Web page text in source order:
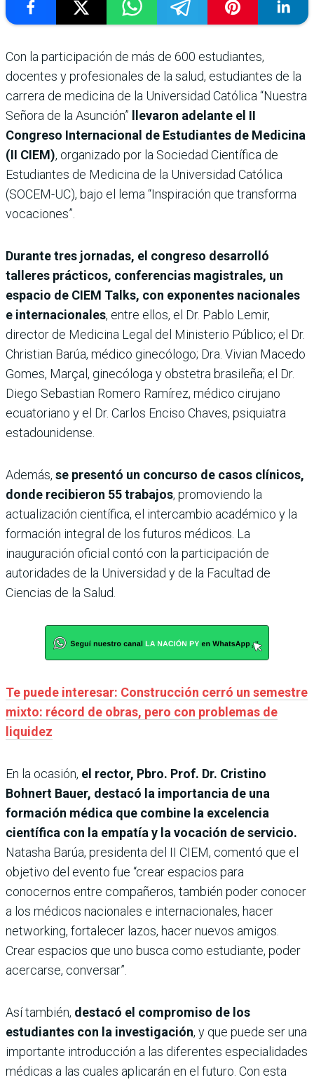
Con la participación de más de 600 estudiantes,
docentes y profesionales de la salud, estudiantes de la
carrera de medicina de la Universidad Católica “Nuestra
Señora de la Asunción”
llevaron adelante el II
Congreso Internacional de Estudiantes de Medicina
(II CIEM), organizado por la Sociedad Científica de
Estudiantes de Medicina de la Universidad Católica
(SOCEM-UC), bajo el lema “Inspiración que transforma
vocaciones”.
Durante tres jornadas, el congreso desarrolló
talleres prácticos, conferencias magistrales, un
espacio de CIEM Talks, con exponentes nacionales
e internacionales, entre ellos, el Dr. Pablo Lemir,
director de Medicina Legal del Ministerio Público; el Dr.
Christian Barúa, médico ginecólogo; Dra. Vivian Macedo
Gomes, Marçal, ginecóloga y obstetra brasileña; el Dr.
Diego Sebastian Romero Ramírez, médico cirujano
ecuatoriano y el Dr. Carlos Enciso Chaves, psiquiatra
estadounidense.
Además, se presentó un concurso de casos clínicos,
donde recibieron 55 trabajos, promoviendo la
actualización científica, el intercambio académico y la
formación integral de los futuros médicos. La
inauguración oficial contó con la participación de
autoridades de la Universidad y de la Facultad de
Ciencias de la Salud.
Te puede interesar: Construcción cerró un semestre
mixto: récord de obras, pero con problemas de
liquidez
En la ocasión, el rector, Pbro. Prof. Dr. Cristino
Bohnert Bauer, destacó la importancia de una
formación médica que combine la excelencia
científica con la empatía y la vocación de servicio.
Natasha Barúa, presidenta del II CIEM, comentó que el
objetivo del evento fue “crear espacios para
conocernos entre compañeros, también poder conocer
a los médicos nacionales e internacionales, hacer
networking, fortalecer lazos, hacer nuevos amigos.
Crear espacios que uno busca como estudiante, poder
acercarse, conversar”.
Así también, destacó el compromiso de los
estudiantes con la investigación, y que puede ser una
importante introducción a las diferentes especialidades
médicas a las cuales aplicarán en el futuro. Con esta